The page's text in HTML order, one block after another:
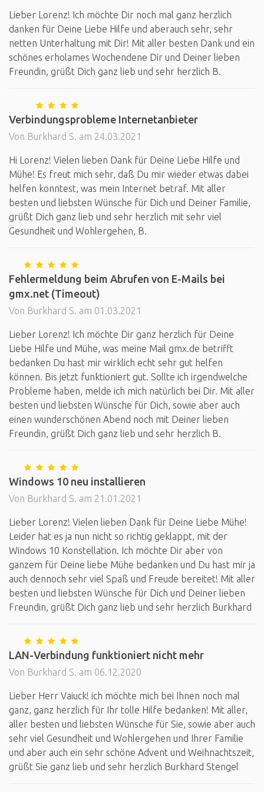
Lieber Lorenz! Ich möchte Dir noch mal ganz herzlich
danken für Deine Liebe Hilfe und aberauch sehr, sehr
netten Unterhaltung mit Dir! Mit aller besten Dank und ein
schönes erholames Wochendene Dir und Deiner lieben
Freundin, grüßt Dich ganz lieb und sehr herzlich B.
Verbindungsprobleme Internetanbieter
Von Burkhard S. am 24.03.2021
Hi Lorenz! Vielen lieben Dank für Deine Liebe Hilfe und
Mühe! Es freut mich sehr, daß Du mir wieder etwas dabei
helfen konntest, was mein Internet betraf. Mit aller
besten und liebsten Wünsche für Dich und Deiner Familie,
grüßt Dich ganz lieb und sehr herzlich mit sehr viel
Gesundheit und Wohlergehen, B.
Fehlermeldung beim Abrufen von E-Mails bei
gmx.net (Timeout)
Von Burkhard S. am 01.03.2021
Lieber Lorenz! Ich möchte Dir ganz herzlich für Deine
Liebe Hilfe und Mühe, was meine Mail gmx.de betrifft
bedanken Du hast mir wirklich echt sehr gut helfen
können. Bis jetzt funktioniert gut. Sollte ich irgendwelche
Probleme haben, melde ich mich natürlich bei Dir. Mit aller
besten und liebsten Wünsche für Dich, sowie aber auch
einen wunderschönen Abend noch mit Deiner lieben
Freundin, grüßt Dich ganz lieb und sehr herzlich B.
Windows 10 neu installieren
Von Burkhard S. am 21.01.2021
Lieber Lorenz! Vielen lieben Dank für Deine Liebe Mühe!
Leider hat es ja nun nicht so richtig geklappt, mit der
Windows 10 Konstellation. Ich möchte Dir aber von
ganzem für Deine liebe Mühe bedanken und Du hast mir ja
auch dennoch sehr viel Spaß und Freude bereitet! Mit aller
besten und liebsten Wünsche für Dich und Deiner lieben
Freundin, grüßt Dich ganz lieb und sehr herzlich Burkhard
LAN-Verbindung funktioniert nicht mehr
Von Burkhard S. am 06.12.2020
Lieber Herr Vaiuck! ich möchte mich bei Ihnen noch mal
ganz, ganz herzlich für Ihr tolle Hilfe bedanken! Mit aller,
aller besten und liebsten Wünsche für Sie, sowie aber auch
sehr viel Gesundheit und Wohlergehen und Ihrer Familie
und aber auch ein sehr schöne Advent und Weihnachtszeit,
grüßt Sie ganz lieb und sehr herzlich Burkhard Stengel